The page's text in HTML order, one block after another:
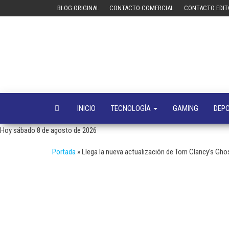
BLOG ORIGINAL CONTACTO COMERCIAL CONTACTO
INICIO TECNOLOGÍA GAMING
Hoy sábado 8 de agosto de 2026
Portada »Llega la nueva actualización de Tom Clancy’s